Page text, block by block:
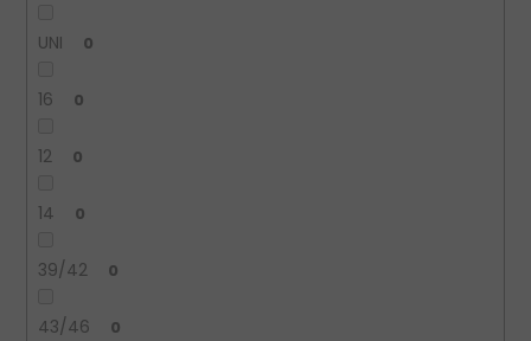
UNI 0
16 0
12 0
14 0
39/42 0
43/46 0